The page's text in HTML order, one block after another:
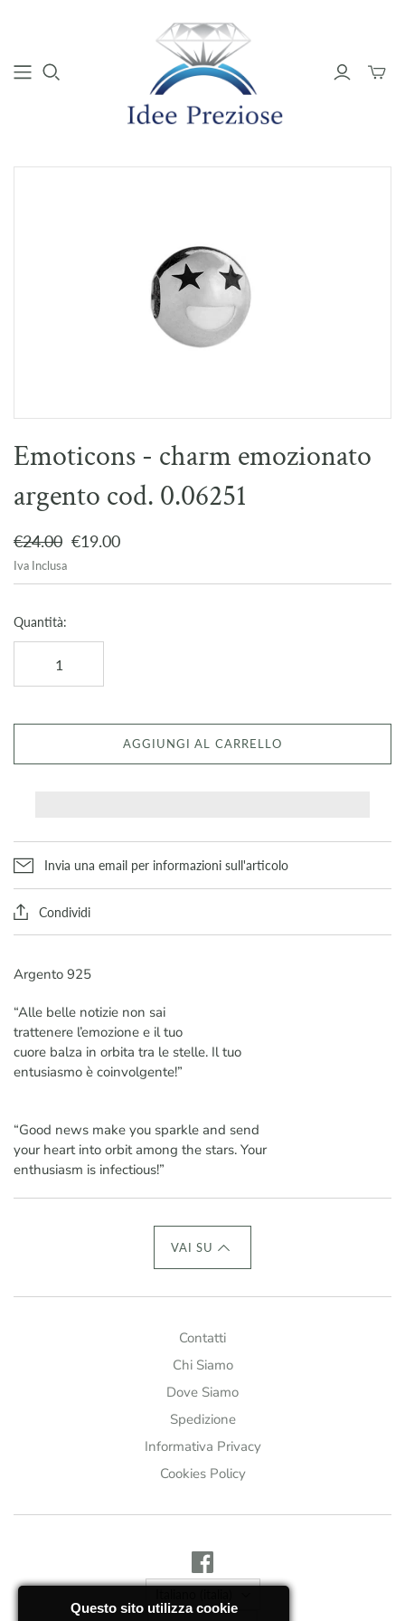
Mini
Emoticons - charm emozionato
argento cod. 0.06251
€24.00 €19.00
Iva Inclusa
Quantità:
AGGIUNGI AL CARRELLO
Invia una email per informazioni sull'articolo
Condividi
Argento 925
“Alle belle notizie non sai
trattenere l’emozione e il tuo
cuore balza in orbita tra le stelle. Il tuo
entusiasmo è coinvolgente!”
“Good news make you sparkle and send
your heart into orbit among the stars. Your
enthusiasm is infectious!”
VAI SU
Contatti
Chi Siamo
Dove Siamo
Spedizione
Informativa Privacy
Cookies Policy
Lingua
Questo sito utilizza cookie